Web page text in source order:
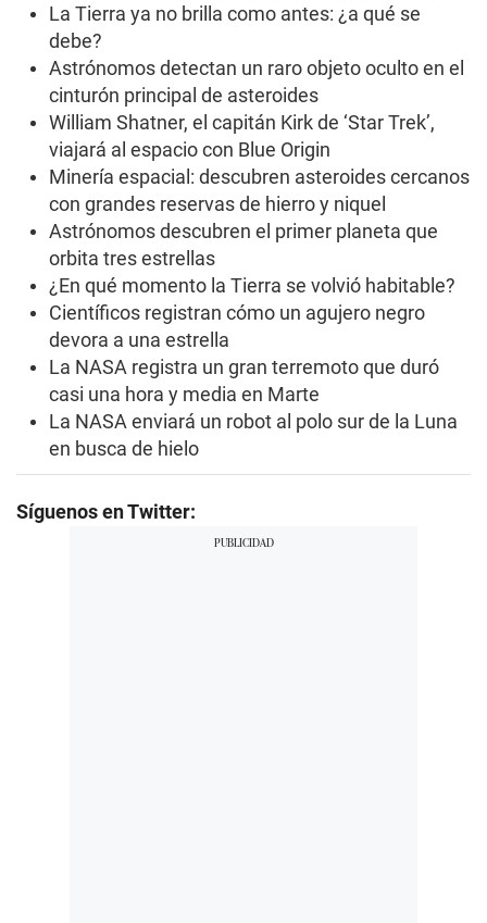
La Tierra ya no brilla como antes: ¿a qué se
debe?
Astrónomos detectan un raro objeto oculto en el
cinturón principal de asteroides
William Shatner, el capitán Kirk de ‘Star Trek’,
viajará al espacio con Blue Origin
Minería espacial: descubren asteroides cercanos
con grandes reservas de hierro y niquel
Astrónomos descubren el primer planeta que
orbita tres estrellas
¿En qué momento la Tierra se volvió habitable?
Científicos registran cómo un agujero negro
devora a una estrella
La NASA registra un gran terremoto que duró
casi una hora y media en Marte
La NASA enviará un robot al polo sur de la Luna
en busca de hielo
Síguenos en Twitter: